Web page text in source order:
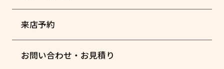
来店予約
お問い合わせ・お見積り